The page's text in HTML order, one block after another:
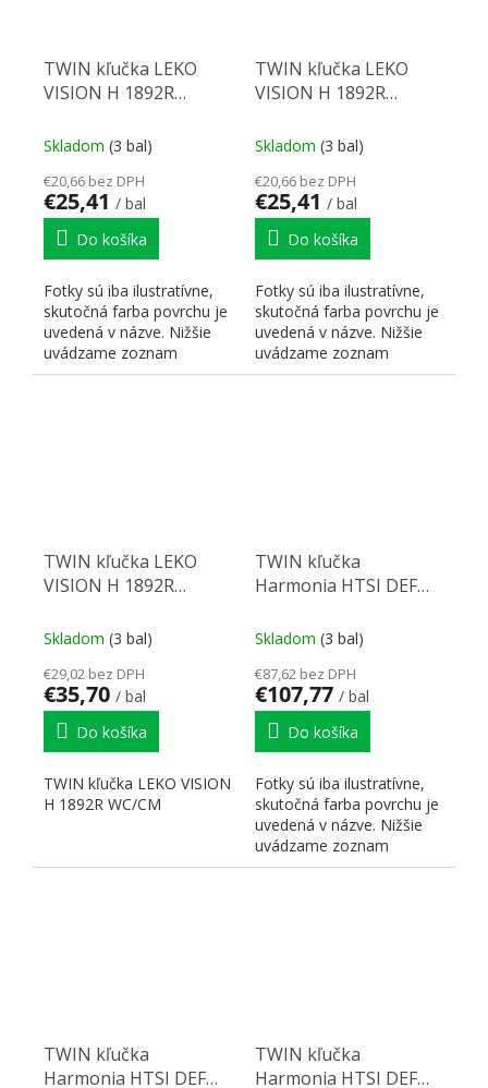
TWIN kľučka LEKO
VISION H 1892R
Skladom (3 bal)
€20,66 bez DPH
€25,41 / bal
Do košíka
Fotky sú iba ilustratívne,
skutočná farba povrchu je
uvedená v názve. Nižšie
uvádzame zoznam
skratiek pre lepšiu...
TWIN kľučka LEKO
VISION H 1892R
Skladom (3 bal)
€20,66 bez DPH
€25,41 / bal
Do košíka
Fotky sú iba ilustratívne,
skutočná farba povrchu je
uvedená v názve. Nižšie
uvádzame zoznam
skratiek pre lepšiu...
TWIN kľučka LEKO
VISION H 1892R
Skladom (3 bal)
€29,02 bez DPH
€35,70 / bal
Do košíka
TWIN kľučka LEKO VISION
H 1892R WC/CM
TWIN kľučka
Harmonia HTSI DEF
Skladom (3 bal)
€87,62 bez DPH
€107,77 / bal
Do košíka
Fotky sú iba ilustratívne,
skutočná farba povrchu je
uvedená v názve. Nižšie
uvádzame zoznam
skratiek pre lepšiu...
TWIN kľučka
Harmonia HTSI DEF
TWIN kľučka
Harmonia HTSI DEF